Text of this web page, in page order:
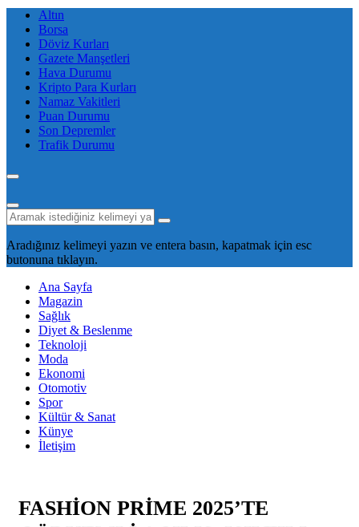
Altın
Borsa
Döviz Kurları
Gazete Manşetleri
Hava Durumu
Kripto Para Kurları
Namaz Vakitleri
Puan Durumu
Son Depremler
Trafik Durumu
Aradığınız kelimeyi yazın ve entera basın, kapatmak için esc
butonuna tıklayın.
Ana Sayfa
Magazin
Sağlık
Diyet & Beslenme
Teknoloji
Moda
Ekonomi
Otomotiv
Spor
Kültür & Sanat
Künye
İletişim
FASHİON PRİME 2025’TE